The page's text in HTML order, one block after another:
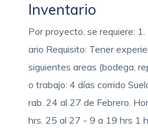
Inventario
Por proyecto, se requiere:
ario Requisito: Tener
siguientes areas (bodega,
o trabajo: 4 días corrido
rab. 24 al 27 de Febrero.
hrs. 25 al 27 - 9 a 19 hrs 1